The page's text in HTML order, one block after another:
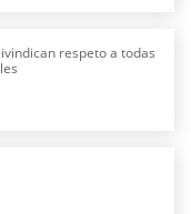
respeto a todas